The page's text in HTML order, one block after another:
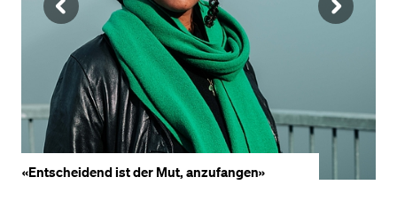
«Entscheidend ist der Mut, anzufangen»
VORHERIGE
SLIDE
ANZEIGEN